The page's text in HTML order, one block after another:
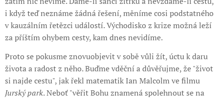
i když teď neznáme žádná řešení, měníme cosi podstatného
v kauzálním řetězci událostí. Východisko z krize možná leží
za příštím ohybem cesty, kam dnes nevidíme.
Proto se pokusme znovuobjevit v sobě vůli žít, úctu k daru
života a radost z něho. Buďme vděční a důvěřujme, že "život
si najde cestu", jak řekl matematik Ian Malcolm ve filmu
Jurský park. Neboť "věřit Bohu znamená spolehnout se na